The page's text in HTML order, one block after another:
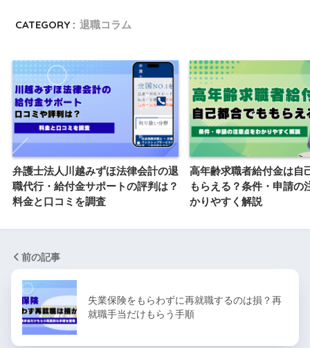
CATEGORY : 退職コラム
弁護士法人川越みずほ法律会計の退
職代行・給付金サポートの評判は？
料金と口コミを調査
高年齢求職者給付金は自
もらえる？条件・申請の
かりやすく解説
前の記事
失業保険をもらわずに再就職するのは損？再
就職手当だけもらう手順